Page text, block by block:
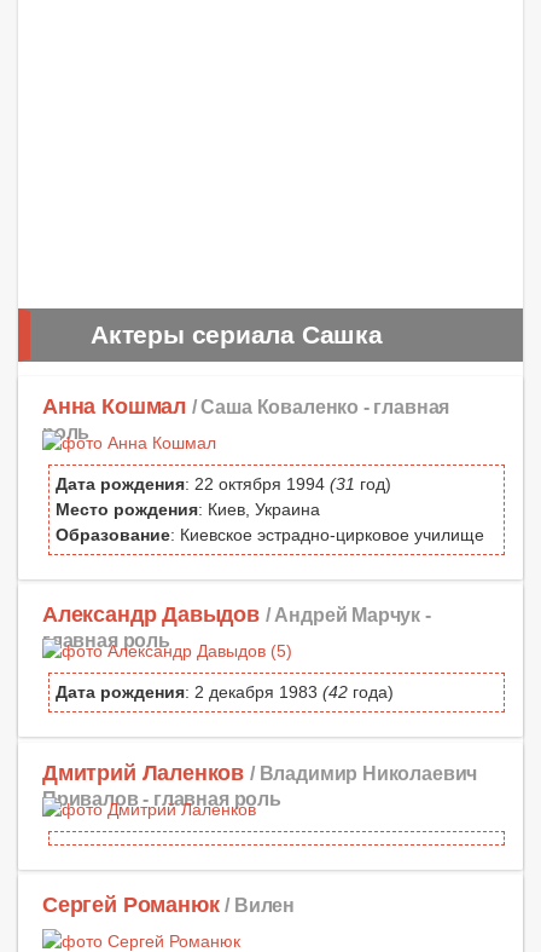
Актеры сериала Сашка
Анна Кошмал / Саша Коваленко - главная
роль
Дата рождения: 22 октября 1994 (31 год)
Место рождения: Киев, Украина
Образование: Киевское эстрадно-цирковое училище
Александр Давыдов / Андрей Марчук -
главная роль
Дата рождения: 2 декабря 1983 (42 года)
Дмитрий Лаленков / Владимир Николаевич
Привалов - главная роль
Сергей Романюк / Вилен